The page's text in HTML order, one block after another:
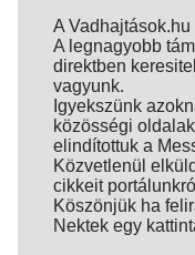
A
A legnagyobb
direktben
vagyunk.
Igyekszünk
közösségi
elindítottuk a
Közvetlenül
cikkeit
Köszönjük ha
Nektek egy